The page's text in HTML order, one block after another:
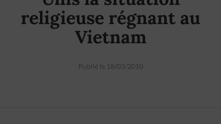
religieuse régnant au
Vietnam
Publié le 18/03/2010